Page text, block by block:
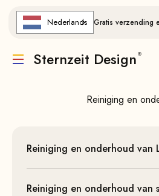
Nederlands Gratis verzending
Vertaling ontbreekt:
Sternzeit Design
Heb je vragen? Wij
Reiniging en
Reiniging en onderhoud van
Reiniging en onderhoud van